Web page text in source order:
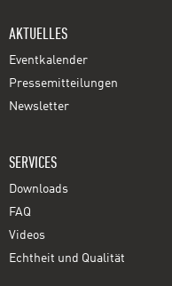
AKTUELLES
Eventkalender
Pressemitteilungen
Newsletter
SERVICES
Downloads
FAQ
Videos
Echtheit und Qualität